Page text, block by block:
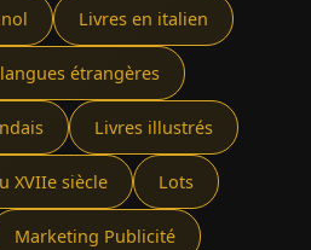
Livres en italien
étrangères
Livres illustrés
XVIIe siècle Lots
Marketing Publicité